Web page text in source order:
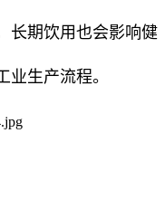
长期饮用也会影响健
生产流程。